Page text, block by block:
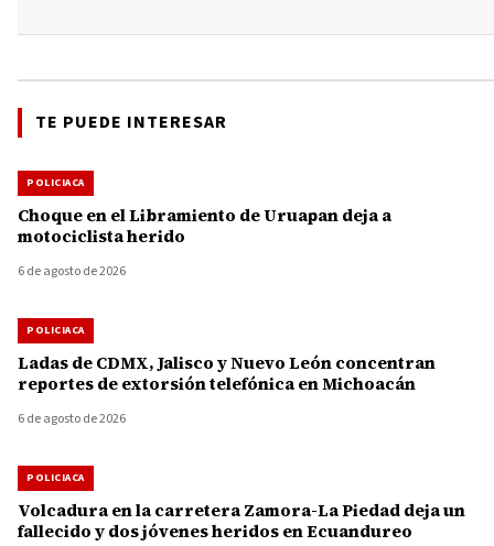
TE PUEDE INTERESAR
POLICIACA
Choque en el Libramiento de Uruapan deja a
motociclista herido
6 de agosto de 2026
POLICIACA
Ladas de CDMX, Jalisco y Nuevo León concentran
reportes de extorsión telefónica en Michoacán
6 de agosto de 2026
POLICIACA
Volcadura en la carretera Zamora-La Piedad deja un
fallecido y dos jóvenes heridos en Ecuandureo